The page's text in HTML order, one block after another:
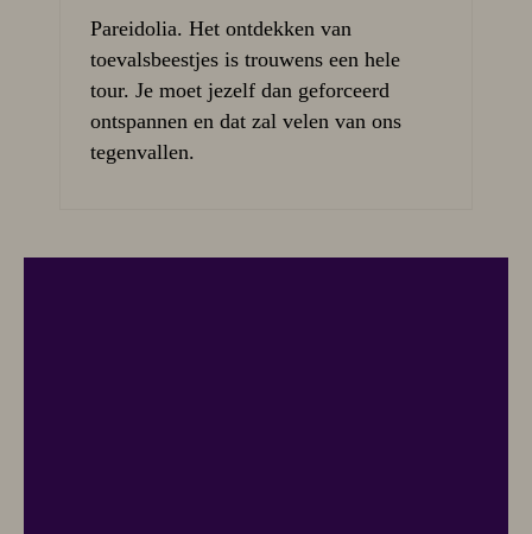
Pareidolia. Het ontdekken van
toevalsbeestjes is trouwens een hele
tour. Je moet jezelf dan geforceerd
ontspannen en dat zal velen van ons
tegenvallen.